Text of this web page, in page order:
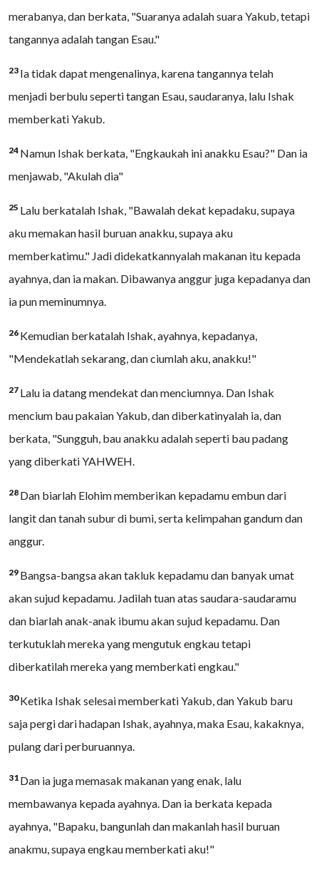
merabanya, dan berkata, "Suaranya adalah suara Yakub, tetapi
tangannya adalah tangan Esau."
23 Ia tidak dapat mengenalinya, karena tangannya telah
menjadi berbulu seperti tangan Esau, saudaranya, lalu Ishak
memberkati Yakub.
24 Namun Ishak berkata, "Engkaukah ini anakku Esau?" Dan ia
menjawab, "Akulah dia"
25 Lalu berkatalah Ishak, "Bawalah dekat kepadaku, supaya
aku memakan hasil buruan anakku, supaya aku
memberkatimu." Jadi didekatkannyalah makanan itu kepada
ayahnya, dan ia makan. Dibawanya anggur juga kepadanya dan
ia pun meminumnya.
26 Kemudian berkatalah Ishak, ayahnya, kepadanya,
"Mendekatlah sekarang, dan ciumlah aku, anakku!"
27 Lalu ia datang mendekat dan menciumnya. Dan Ishak
mencium bau pakaian Yakub, dan diberkatinyalah ia, dan
berkata, "Sungguh, bau anakku adalah seperti bau padang
yang diberkati YAHWEH.
28 Dan biarlah Elohim memberikan kepadamu embun dari
langit dan tanah subur di bumi, serta kelimpahan gandum dan
anggur.
29 Bangsa-bangsa akan takluk kepadamu dan banyak umat
akan sujud kepadamu. Jadilah tuan atas saudara-saudaramu
dan biarlah anak-anak ibumu akan sujud kepadamu. Dan
terkutuklah mereka yang mengutuk engkau tetapi
diberkatilah mereka yang memberkati engkau."
30Ketika Ishak selesai memberkati Yakub, dan Yakub baru
saja pergi dari hadapan Ishak, ayahnya, maka Esau, kakaknya,
pulang dari perburuannya.
31 Dan ia juga memasak makanan yang enak, lalu
membawanya kepada ayahnya. Dan ia berkata kepada
ayahnya, "Bapaku, bangunlah dan makanlah hasil buruan
anakmu, supaya engkau memberkati aku!"